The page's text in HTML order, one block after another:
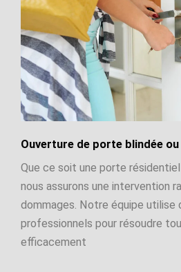
Ouverture de porte blindée
Que ce soit une porte
nous assurons une intervention
dommages. Notre équipe utilise
professionnels pour résoudre
efficacement